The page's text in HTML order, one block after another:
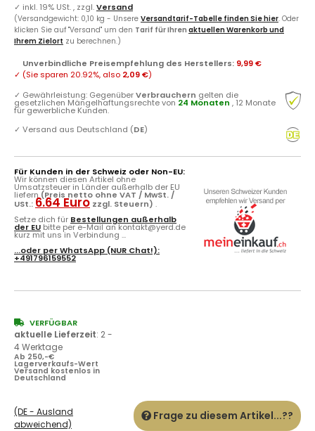
✓ inkl. 19% USt. , zzgl.Versand
(Versandgewicht: 0,10 kg - Unsere Versandtarif-Tabelle finden Sie hier. Oder
klicken Sie auf "Versand" um den Tarif für Ihren aktuellen Warenkorb und
Ihrem Zielort zu berechnen.)
Unverbindliche Preisempfehlung des Herstellers: 9,99 €
✓ (Sie sparen 20.92%, also 2,09 €)
✓ Gewährleistung: GegenüberVerbrauchern gelten die
gesetzlichen Mängelhaftungsrechte von 24 Monaten , 12 Monate
für gewerbliche Kunden.
✓ Versand aus Deutschland (DE)
Für Kunden in der Schweiz oder Non-EU:
Wir können diesen Artikel ohne
Umsatzsteuer in Länder außerhalb der EU
liefern(Preis netto ohne VAT / MwSt. /
USt.: 6.64 Euro zzgl. Steuern) .
Setze dich für Bestellungen außerhalb
der EU bitte per e-Mail an kontakt@yerd.de
kurz mit uns in Verbindung ...
...oder perWhatsApp (NUR Chat!):
+491796159552
VERFÜGBAR
aktuelle Lieferzeit: 2 -
4 Werktage
Ab 250,-€
Lagerverkaufs-Wert
Versand kostenlos in
Deutschland
(DE - Ausland
abweichend)
Frage zu diesem Artikel...??